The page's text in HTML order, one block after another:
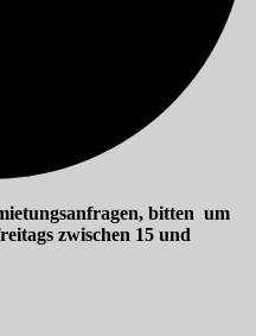
bitten um
zwischen 15 und